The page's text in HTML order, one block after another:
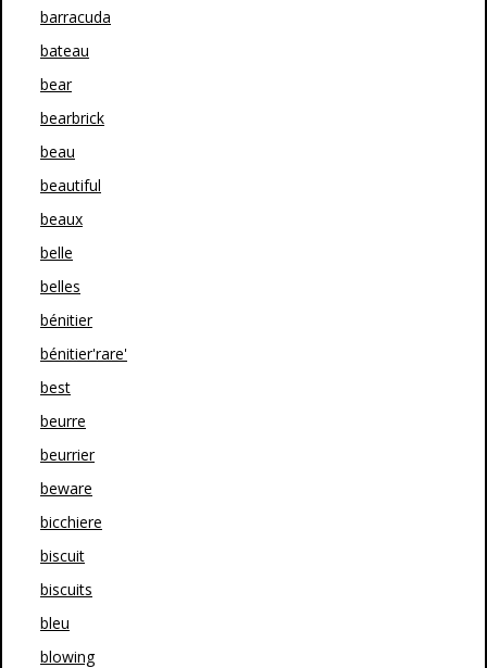
barracuda
bateau
bear
bearbrick
beau
beautiful
beaux
belle
belles
bénitier
bénitier'rare'
best
beurre
beurrier
beware
bicchiere
biscuit
biscuits
bleu
blowing